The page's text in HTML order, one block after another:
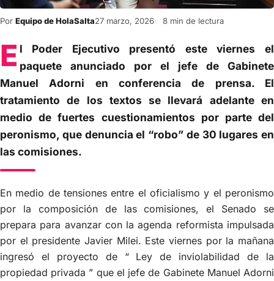
Por Equipo de HolaSalta27 marzo, 2026 8 min de lectura
E l Poder Ejecutivo presentó este viernes el
paquete anunciado por el jefe de Gabinete
Manuel Adorni en conferencia de prensa. El
tratamiento de los textos se llevará adelante en
medio de fuertes cuestionamientos por parte del
peronismo, que denuncia el “robo” de 30 lugares en
las comisiones.
En medio de tensiones entre el oficialismo y el peronismo
por la composición de las comisiones, el Senado se
prepara para avanzar con la agenda reformista impulsada
por el presidente Javier Milei. Este viernes por la mañana
ingresó el proyecto de “ Ley de inviolabilidad de la
propiedad privada ” que el jefe de Gabinete Manuel Adorni